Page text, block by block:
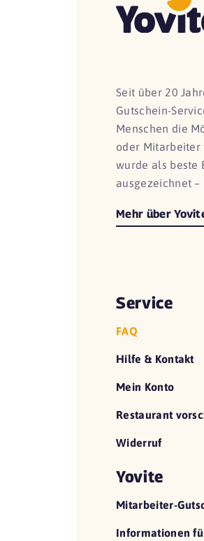
Seit über 20
Gutschein-
Menschen die
oder Mitarbeiter
wurde als beste
ausgezeichnet
Mehr über
Service
FAQ
Hilfe & Kontakt
Mein Konto
Restaurant
Widerruf
Yovite
Mitarbeiter-
Informationen